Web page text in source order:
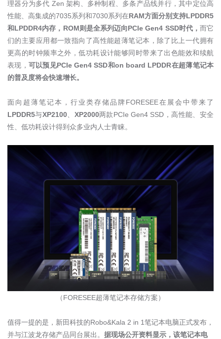
理器分为多代 Zen 架构、多种制程、多条产品线并行，其中定位高
性能、高集成的7035系列和7030系列在RAM方面分别支持LPDDR5
和LPDDR4内存， ROM则是全系列迈向PCIe Gen4 SSD时代， 而它
们的主要应用都一致指向了高性能超薄笔记本，除了比上一代拥有
更高的时钟频率之外，低功耗设计能够同时带来了出色能效和续航
表现， 可以预见PCIe Gen4 SSD和on board LPDDR在超薄笔记本
的普及度将会快速增长。
面向超薄笔记本，行业类存储品牌 FORESEE在展会中带来了
LPDDR5与XP2100、 XP2000两款PCIe Gen4 SSD ，高性能、安全
性、低功耗设计得到众多业内人士青睐。
（FORESEE超薄笔记本存储方案）
值得一提的是，新田科技的Robo&Kala 2 in 1笔记本电脑正式发布，
并与江波龙存储产品同台展出。 据现场公开资料显示，该笔记本电